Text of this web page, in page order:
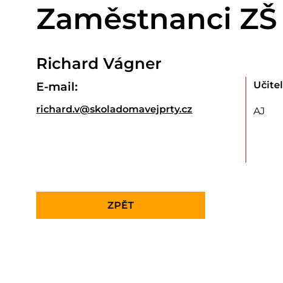
Zaměstnanci ZŠ
Richard Vágner
E-mail:
richard.v@skoladomavejprty.cz
Učitel
AJ
ZPĚT